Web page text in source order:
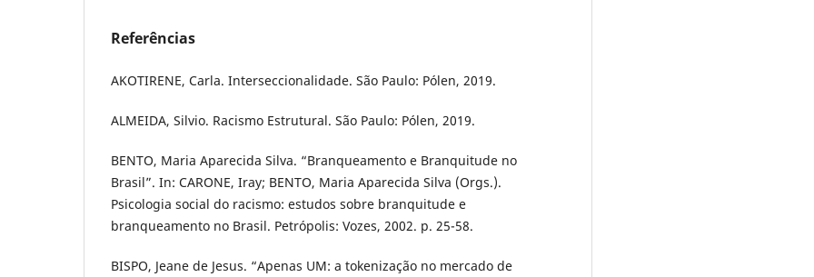
Referências
AKOTIRENE, Carla. Interseccionalidade. São Paulo: Pólen, 2019.
ALMEIDA, Silvio. Racismo Estrutural. São Paulo: Pólen, 2019.
BENTO, Maria Aparecida Silva. “Branqueamento e Branquitude no
Brasil”. In: CARONE, Iray; BENTO, Maria Aparecida Silva (Orgs.).
Psicologia social do racismo: estudos sobre branquitude e
branqueamento no Brasil. Petrópolis: Vozes, 2002. p. 25-58.
BISPO, Jeane de Jesus. “Apenas UM: a tokenização no mercado de